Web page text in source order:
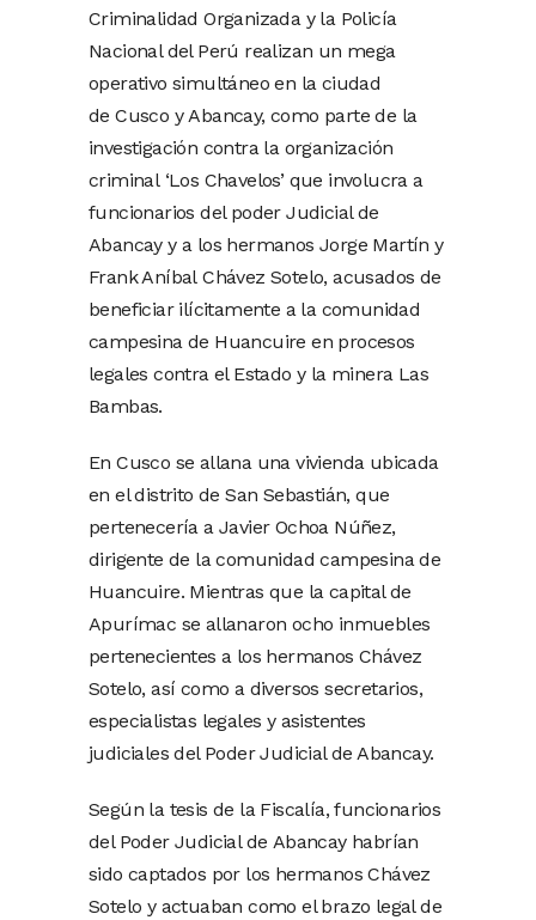
Criminalidad Organizada y la Policía
Nacional del Perú realizan un mega
operativo simultáneo en la ciudad
de Cusco y Abancay, como parte de la
investigación contra la organización
criminal ‘Los Chavelos’ que involucra a
funcionarios del poder Judicial de
Abancay y a los hermanos Jorge Martín y
Frank Aníbal Chávez Sotelo, acusados de
beneficiar ilícitamente a la comunidad
campesina de Huancuire en procesos
legales contra el Estado y la minera Las
Bambas.
En Cusco se allana una vivienda ubicada
en el distrito de San Sebastián, que
pertenecería a Javier Ochoa Núñez,
dirigente de la comunidad campesina de
Huancuire. Mientras que la capital de
Apurímac se allanaron ocho inmuebles
pertenecientes a los hermanos Chávez
Sotelo, así como a diversos secretarios,
especialistas legales y asistentes
judiciales del Poder Judicial de Abancay.
Según la tesis de la Fiscalía, funcionarios
del Poder Judicial de Abancay habrían
sido captados por los hermanos Chávez
Sotelo y actuaban como el brazo legal de